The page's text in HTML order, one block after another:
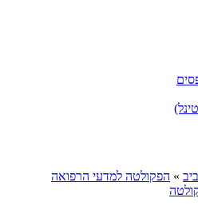
» הפקולטה למדעי הרפואה